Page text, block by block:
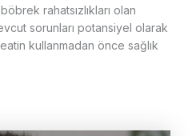
rahatsızlıkları olan
sorunları potansiyel olarak
kullanmadan önce sağlık